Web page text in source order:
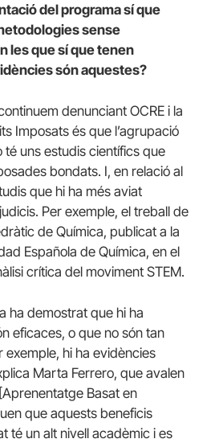
del programa sí que
sense
les que sí que tenen
són aquestes?
denunciant OCRE i la
Imposats és que l’agrupació
uns estudis científics que
bondats. I, en relació al
que hi ha més aviat
Per exemple, el treball de
de Química, publicat a la
Española de Química, en el
crítica del moviment STEM.
ha demostrat que hi ha
eficaces, o que no són tan
exemple, hi ha evidències
Marta Ferrero, que avalen
Basat en
que aquests beneficis
té un alt nivell acadèmic i es